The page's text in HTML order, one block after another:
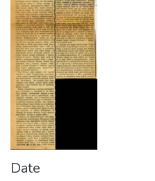
Date